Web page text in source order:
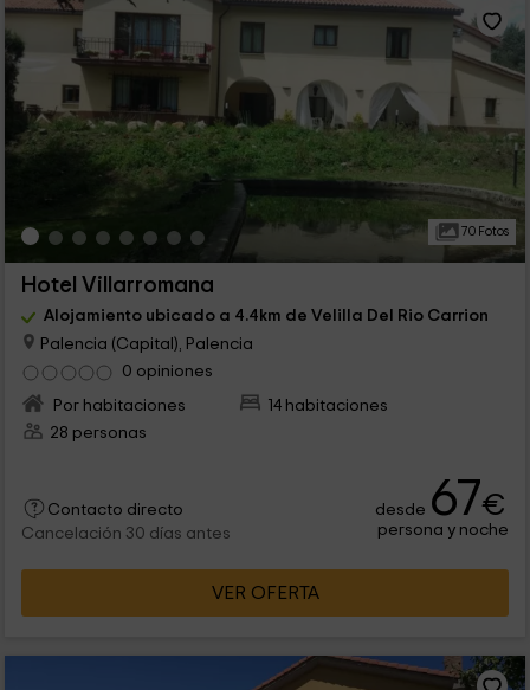
70 Fotos
Hotel Villarromana
Alojamiento ubicado a 4.4km de Velilla Del Rio Carrion
Palencia (Capital), Palencia
0 opiniones
Por habitaciones
14 habitaciones
28 personas
Contacto directo
Cancelación 30 días antes
desde 67€
persona y noche
VER OFERTA